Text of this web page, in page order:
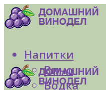
Напитки
Вино
Водка